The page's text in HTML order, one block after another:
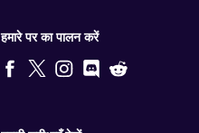
हमारे पर का पालन करें